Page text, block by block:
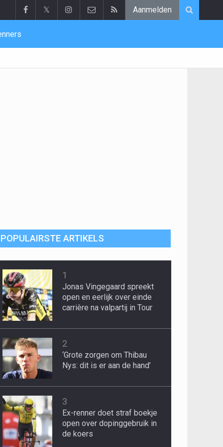
𝕏 Aanmelden
POPULAIRSTE ARTIKELS
1
Jonas Vingegaard spreekt
open en eerlijk over einde
carrière na valpartij in Tour
2
‘Grote zorgen om Thibau
Nys: dit is er aan de hand’
3
Ex-renner doet straf boekje
open over dopinggebruik in
de koers